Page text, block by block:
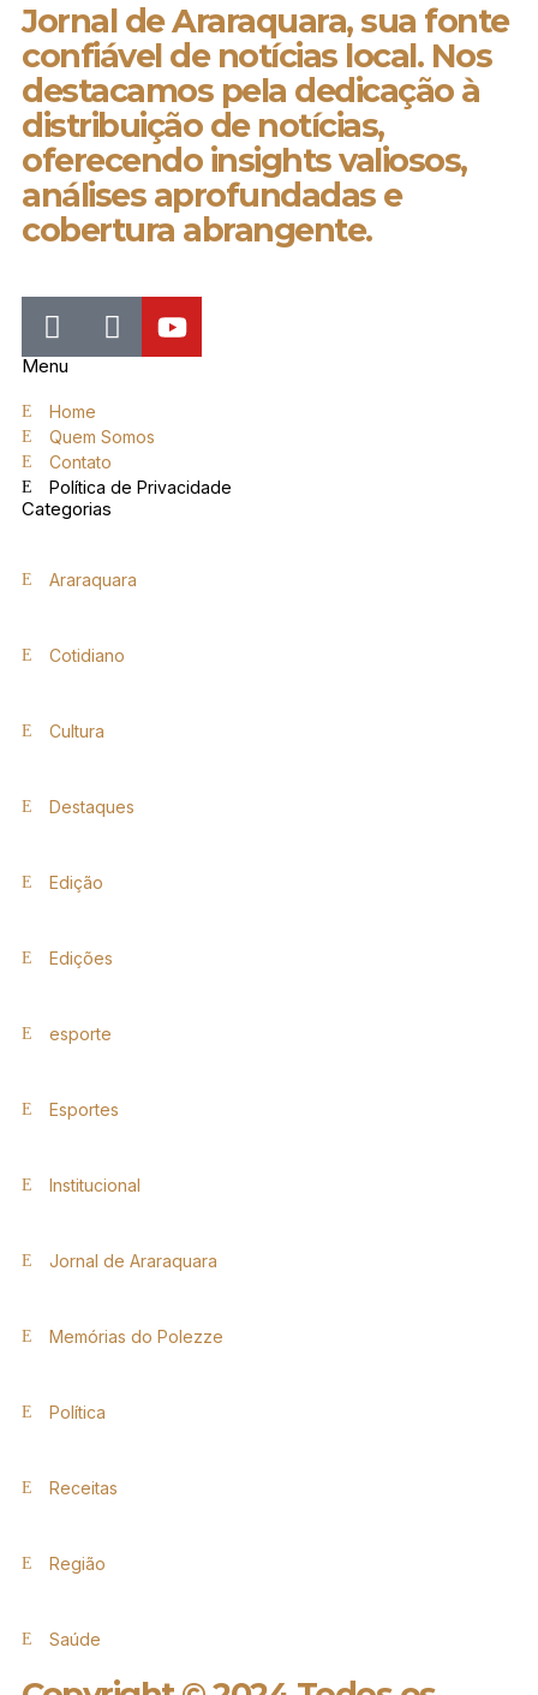
Jornal de Araraquara, sua fonte
confiável de notícias local. Nos
destacamos pela dedicação à
distribuição de notícias,
oferecendo insights valiosos,
análises aprofundadas e
cobertura abrangente.
Menu
Home
Quem Somos
Contato
Política de Privacidade
Categorias
Araraquara
Cotidiano
Cultura
Destaques
Edição
Edições
esporte
Esportes
Institucional
Jornal de Araraquara
Memórias do Polezze
Política
Receitas
Região
Saúde